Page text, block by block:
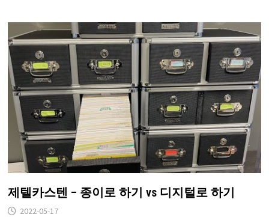
제텔카스텐 – 종이로 하기 vs 디지털로 하기
2022-05-17